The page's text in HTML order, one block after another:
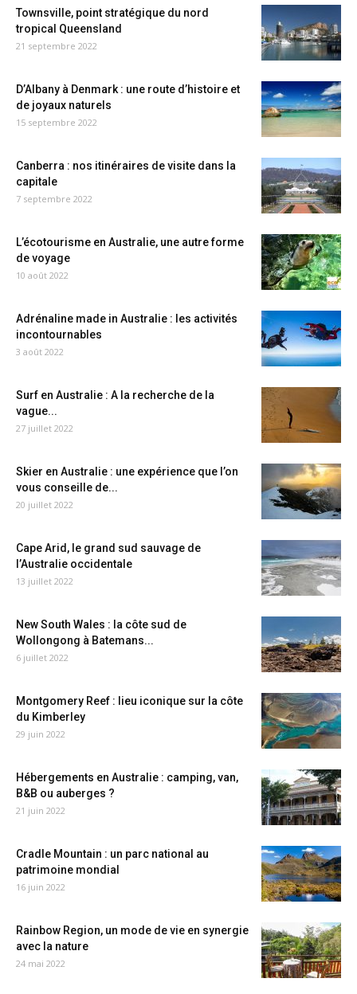
Townsville, point stratégique du nord
tropical Queensland
21 septembre 2022
D’Albany à Denmark : une route d’histoire et
de joyaux naturels
15 septembre 2022
Canberra : nos itinéraires de visite dans la
capitale
7 septembre 2022
L’écotourisme en Australie, une autre forme
de voyage
10 août 2022
Adrénaline made in Australie : les activités
incontournables
3 août 2022
Surf en Australie : A la recherche de la
vague...
27 juillet 2022
Skier en Australie : une expérience que l’on
vous conseille de...
20 juillet 2022
Cape Arid, le grand sud sauvage de
l’Australie occidentale
13 juillet 2022
New South Wales : la côte sud de
Wollongong à Batemans...
6 juillet 2022
Montgomery Reef : lieu iconique sur la côte
du Kimberley
29 juin 2022
Hébergements en Australie : camping, van,
B&B ou auberges ?
21 juin 2022
Cradle Mountain : un parc national au
patrimoine mondial
16 juin 2022
Rainbow Region, un mode de vie en synergie
avec la nature
24 mai 2022